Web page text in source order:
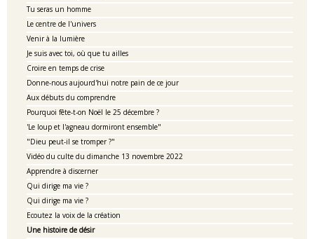
Tu seras un homme
Le centre de l'univers
Venir à la lumière
Je suis avec toi, où que tu ailles
Croire en temps de crise
Donne-nous aujourd'hui notre pain de ce jour
Aux débuts du comprendre
Pourquoi fête-t-on Noël le 25 décembre ?
'Le loup et l'agneau dormiront ensemble"
"Dieu peut-il se tromper ?"
Vidéo du culte du dimanche 13 novembre 2022
Apprendre à discerner
Qui dirige ma vie ?
Qui dirige ma vie ?
Ecoutez la voix de la création
Une histoire de désir